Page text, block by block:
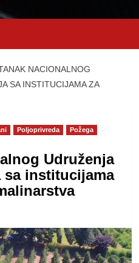
NACIONALNOG
SA INSTITUCIJAMA ZA
Poljoprivreda
Požega
Udruženja
sa institucijama